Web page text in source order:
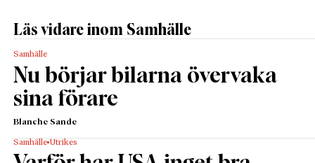
Läs vidare inom Samhälle
Samhälle
Nu börjar bilarna övervaka
sina förare
Blanche Sande
Samhälle Utrikes